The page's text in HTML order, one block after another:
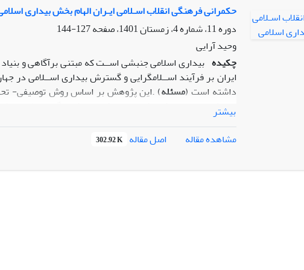
کشورهای اسلامی و منطقه­ای را فراهم ساخته است (یافته)
حکمرانی فرهنگی انقلاب اسـلامی ایـران الهام بخش بیداری
دوره 11، شماره 4، زمستان 1401، صفحه
127-144
وحید آرایی
چکیده بیداری اسلامی جنبشی اســت که مبتنی برآگاهی و
ایران بر فرآیند اســلامگرایی و گسترش بیداری اســلامی در
داشته است (مسئله) .این پژوهش بر اساس روش توصیفی-
پرسش می­‌پردازد که مؤلفه­‌های حکمرانی فرهنگی انقلاب
است، چیست؟ (
آموزه‌­های اسلامی، مردم سالاری دینی، فرهنگ مقاومت و
دینی و بیداری اسلامی در عرصه منطقه‌­ای و تأثیرگذاری بـر
بیشتر
مشاهده مقاله
اصل مقاله 302.92 K